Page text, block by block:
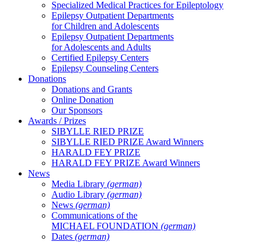
Specialized Medical Practices for Epileptology
Epilepsy Outpatient Departments
for Children and Adolescents
Epilepsy Outpatient Departments
for Adolescents and Adults
Certified Epilepsy Centers
Epilepsy Counseling Centers
Donations
Donations and Grants
Online Donation
Our Sponsors
Awards / Prizes
SIBYLLE RIED PRIZE
SIBYLLE RIED PRIZE Award Winners
HARALD FEY PRIZE
HARALD FEY PRIZE Award Winners
News
Media Library (german)
Audio Library (german)
News (german)
Communications of the
MICHAEL FOUNDATION (german)
Dates (german)